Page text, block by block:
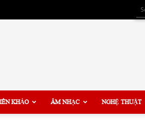
KHẢO ÂM NHẠC NGHỆ THUẬT